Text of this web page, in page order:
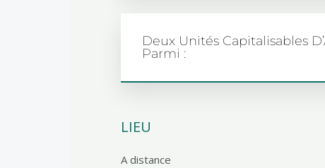
Deux Unités Capitalisables
Parmi :
LIEU
A distance